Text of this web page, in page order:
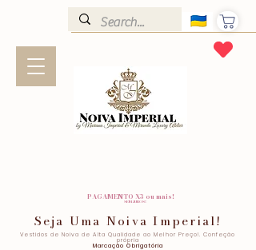
PAGAMENTO X3 ou mais!
SEM JUROS!
Seja Uma Noiva Imperial!
Vestidos de Noiva de Alta Qualidade ao Melhor Preço!. Confeção
própria
Marcação Obrigatória